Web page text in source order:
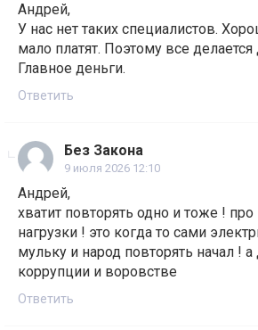
Андрей,
У нас нет таких специалистов.
мало платят. Поэтому все делается
Главное деньги.
Ответить
Без Закона
9 июля 2026 12:10
Андрей,
хватит повторять одно и тоже !
нагрузки ! это когда то сами
мульку и народ повторять начал !
коррупции и воровстве
Ответить